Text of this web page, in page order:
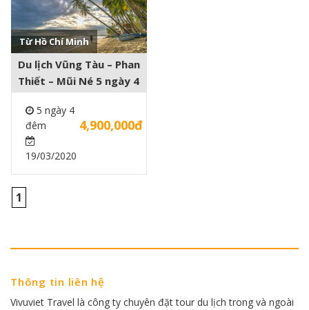
Từ Hồ Chí Minh
Xem thêm +
Du lịch Vũng Tàu – Phan
Thiết – Mũi Né 5 ngày 4
5 ngày 4
đêm
19/03/2020
4,900,000đ
1
Thông tin liên hệ
Vivuviet Travel là công ty chuyên đặt tour du lịch trong và ngoài